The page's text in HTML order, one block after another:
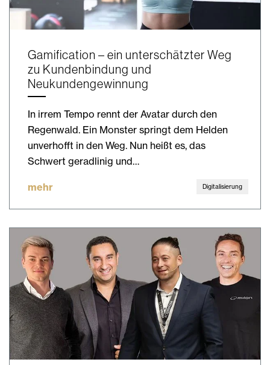
Gamification – ein unterschätzter Weg
zu Kundenbindung und
Neukundengewinnung
In irrem Tempo rennt der Avatar durch den
Regenwald. Ein Monster springt dem Helden
unverhofft in den Weg. Nun heißt es, das
Schwert geradlinig und…
mehr Digitalisierung